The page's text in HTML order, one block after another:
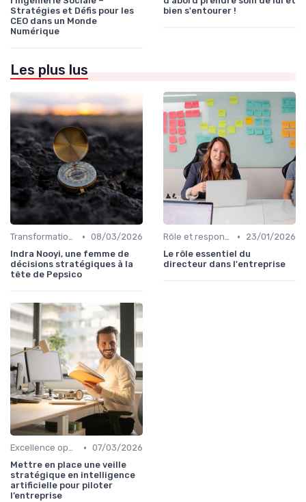
Stratégies et Défis pour les
CEO dans un Monde
Numérique
bien s'entourer !
Les plus lus
Transformation digitale de l’entreprise • 08/03/2026
Indra Nooyi, une femme de
décisions stratégiques à la
tête de Pepsico
Rôle et responsabilités du CEO •
23/01/2026
Le rôle essentiel du
directeur dans l'entreprise
Excellence opérationnelle • 07/03/2026
Mettre en place une veille
stratégique en intelligence
artificielle pour piloter
l’entreprise